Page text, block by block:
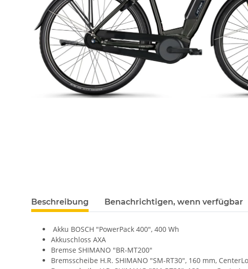
Beschreibung Benachrichtigen, wenn verfügbar
Akku BOSCH "PowerPack 400", 400 Wh
Akkuschloss AXA
Bremse SHIMANO "BR-MT200"
Bremsscheibe H.R. SHIMANO "SM-RT30", 160 mm,